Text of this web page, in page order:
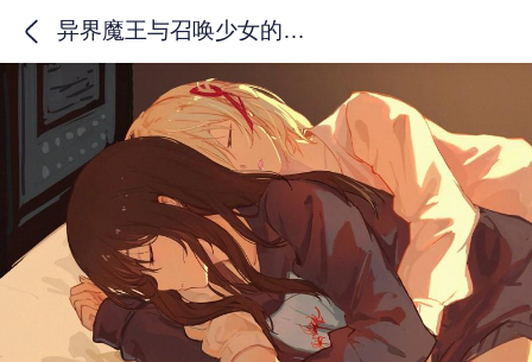
异界魔王与召唤少女的隶属魔术